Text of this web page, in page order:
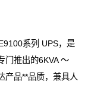
系列 UPS，是
门推出的6KVA ～
产品**品质，兼具人